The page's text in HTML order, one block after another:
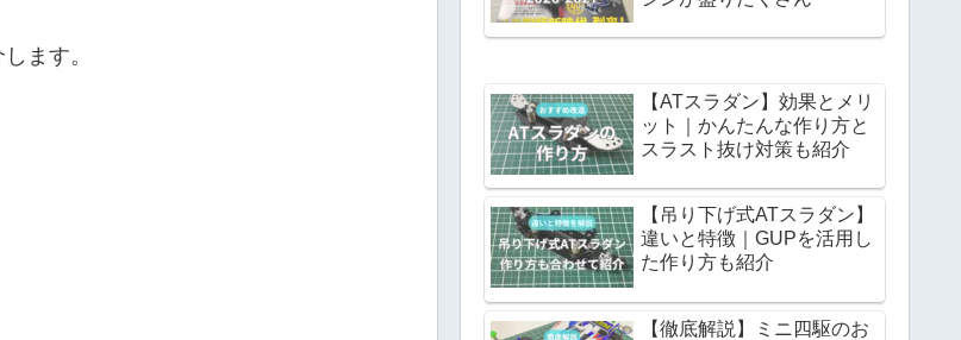
ます。
【ATスラダン】効果とメリ
ット｜かんたんな作り方と
スラスト抜け対策も紹介
【吊り下げ式ATスラダン】
違いと特徴｜GUPを活用し
た作り方も紹介
【徹底解説】ミニ四駆のお